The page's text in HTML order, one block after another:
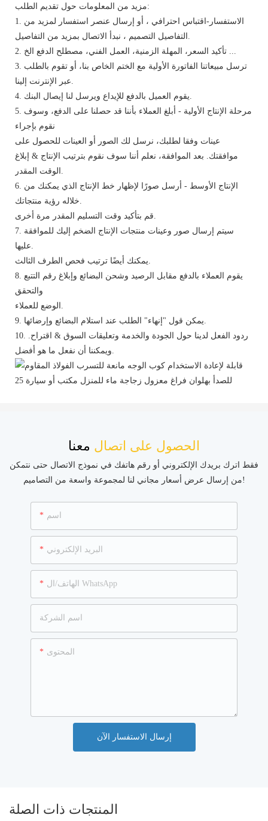
مزيد من المعلومات حول تقديم الطلب:
1. الاستفسار-اقتباس احترافي ، أو إرسال عنصر استفسار لمزيد من
التفاصيل التصميم ، نبدأ الاتصال بمزيد من التفاصيل.
2. تأكيد السعر، المهلة الزمنية، العمل الفني، مصطلح الدفع الخ ...
3. ترسل مبيعاتنا الفاتورة الأولية مع الختم الخاص بنا، أو تقوم بالطلب
عبر الإنترنت إلينا.
4. يقوم العميل بالدفع للإيداع ويرسل لنا إيصال البنك.
5. مرحلة الإنتاج الأولية - أبلغ العملاء بأننا قد حصلنا على الدفع، وسوف
نقوم بإجراء
عينات وفقا لطلبك، نرسل لك الصور أو العينات للحصول على
موافقتك. بعد الموافقة، نعلم أننا سوف نقوم بترتيب الإنتاج & إبلاغ
الوقت المقدر.
6. الإنتاج الأوسط - أرسل صورًا لإظهار خط الإنتاج الذي يمكنك من
خلاله رؤية منتجاتك.
قم بتأكيد وقت التسليم المقدر مرة أخرى.
7. سيتم إرسال صور وعينات منتجات الإنتاج الضخم إليك للموافقة
عليها.
يمكنك أيضًا ترتيب فحص الطرف الثالث.
8. يقوم العملاء بالدفع مقابل الرصيد وشحن البضائع وإبلاغ رقم ​​التتبع
والتحقق
الوضع للعملاء.
9. يمكن قول "إنهاء" الطلب عند استلام البضائع وإرضائها.
10. ردود الفعل لدينا حول الجودة والخدمة وتعليقات السوق & اقتراح.
ويمكننا أن نفعل ما هو أفضل.
الحصول على اتصال معنا
فقط اترك بريدك الإلكتروني أو رقم هاتفك في نموذج الاتصال حتى نتمكن
من إرسال عرض أسعار مجاني لنا لمجموعة واسعة من التصاميم!
اسم
البريد الإلكتروني
الهاتف/ال WhatsApp
اسم الشركة
المحتوى
إرسال الاستفسار الآن
المنتجات ذات الصلة